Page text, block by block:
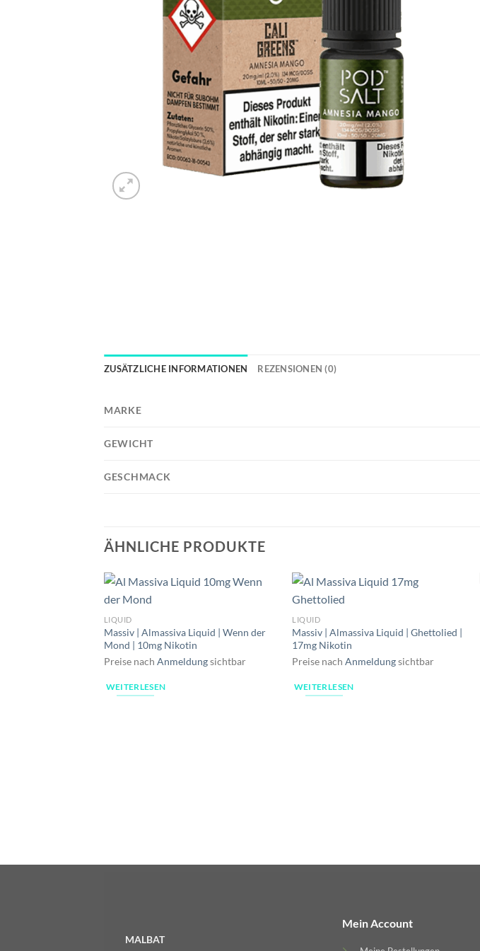
ZUSÄTZLICHE INFORMATIONEN REZENSIONEN (0)
MARKE
GEWICHT
GESCHMACK
ÄHNLICHE PRODUKTE
LIQUID
Massiv | Almassiva Liquid | Wenn der
Mond | 10mg Nikotin
Preise nach Anmeldungsichtbar
WEITERLESEN
LIQUID
Massiv | Almassiva Liquid | Ghettolied |
17mg Nikotin
Preise nachAnmeldungsichtbar
WEITERLESEN
MALBAT
Mein Account